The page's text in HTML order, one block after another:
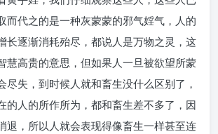
而代之的是一种灰蒙蒙的邪气婬气，人的
长逐渐消耗殆尽，都说人是万物之灵，这
慧高贵的意思，但如果人一旦被欲望所蒙
尽失，到时候人就和畜生没什么区别了，
的人的所作所为，都和畜生差不多了，因
退，所以人就会表现得像畜生一样甚至连